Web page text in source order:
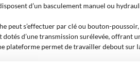
d’un basculement manuel ou
peut s’effectuer par clé ou bouton-
dotés d’une transmission surélevée,
plateforme permet de travailler debout
le chargement des matériaux dans la